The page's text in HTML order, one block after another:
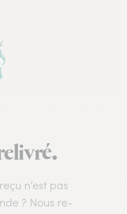
n’est pas
? Nous re-